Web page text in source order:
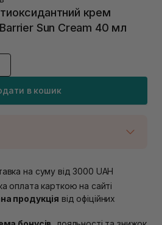
крем
Sun Cream 40 мл
в кошик
вул. Винниченка 4
вул. Академіка Підстригача, 1В
на суму від 3000 UAH
оплата карткою на сайті
продукція від офіційних